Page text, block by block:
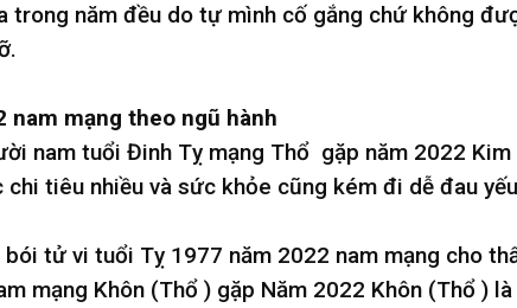
trong năm đều do tự mình cố gắng chứ không
mạng theo ngũ hành
nam tuổi Đinh Tỵ mạng Thổ gặp năm 2022 Kim
chi tiêu nhiều và sức khỏe cũng kém đi dễ đau
bói tử vi tuổi Tỵ 1977 năm 2022 nam mạng cho
mạng Khôn (Thổ ) gặp Năm 2022 Khôn (Thổ ) là